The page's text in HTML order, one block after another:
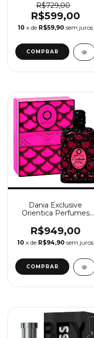
R$729,00
R$599,00
10 x de R$59,90 sem juros
COMPRAR
Dania Exclusive
Orientica Perfumes
Perfume Feminino
80ml
R$949,00
10 x de R$94,90 sem juros